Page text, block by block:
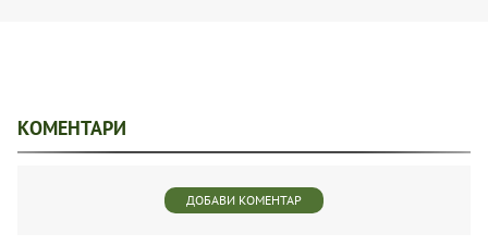
КОМЕНТАРИ
ДОБАВИ КОМЕНТАР